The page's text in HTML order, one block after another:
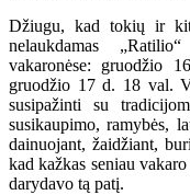
Džiugu, kad tokių ir
nelaukdamas
vakaronėse: gruodžio
gruodžio 17 d. 18 val.
susipažinti su
susikaupimo, ramybės,
dainuojant, žaidžiant,
kad kažkas seniau
darydavo tą patį.